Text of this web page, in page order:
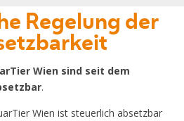
Regelung der
Wien sind seit dem
.
Wien ist steuerlich absetzbar